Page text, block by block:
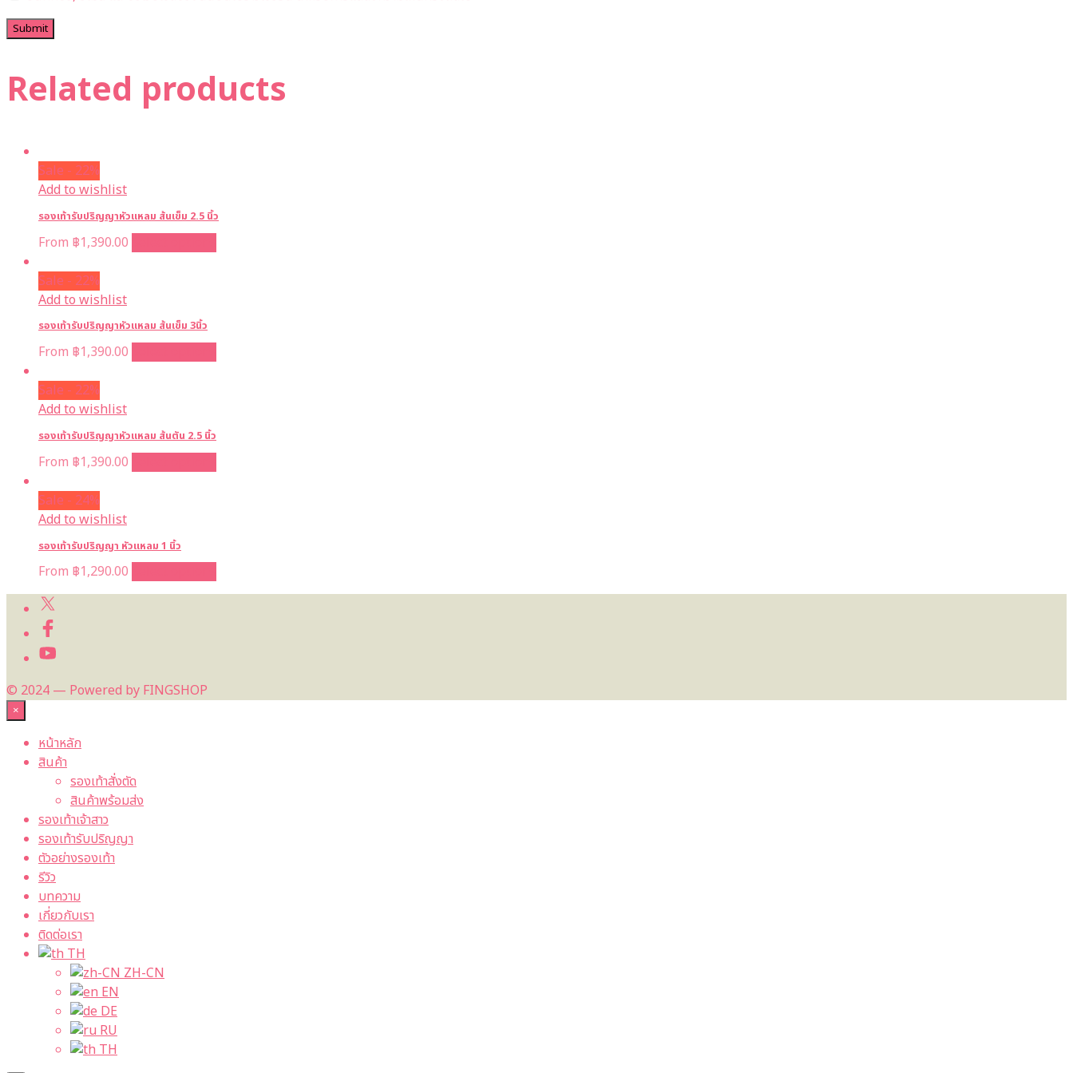
Related products
Sale - 22%
Add to wishlist
รองเท้ารับปริญญาหัวแหลม ส้นเข็ม 2.5 นิ้ว
From ฿1,390.00
Sale - 22%
Add to wishlist
รองเท้ารับปริญญาหัวแหลม ส้นเข็ม 3นิ้ว
From ฿1,390.00
Sale - 22%
Add to wishlist
รองเท้ารับปริญญาหัวแหลม ส้นตัน 2.5 นิ้ว
From ฿1,390.00
Sale - 24%
Add to wishlist
รองเท้ารับปริญญา หัวแหลม 1 นิ้ว
From ฿1,290.00
© 2024 — Powered by FINGSHOP
×
หน้าหลัก
สินค้า
รองเท้าสั่งตัด
สินค้าพร้อมส่ง
รองเท้าเจ้าสาว
รองเท้ารับปริญญา
ตัวอย่างรองเท้า
รีวิว
บทความ
เกี่ยวกับเรา
ติดต่อเรา
TH
ZH-CN
EN
DE
RU
TH